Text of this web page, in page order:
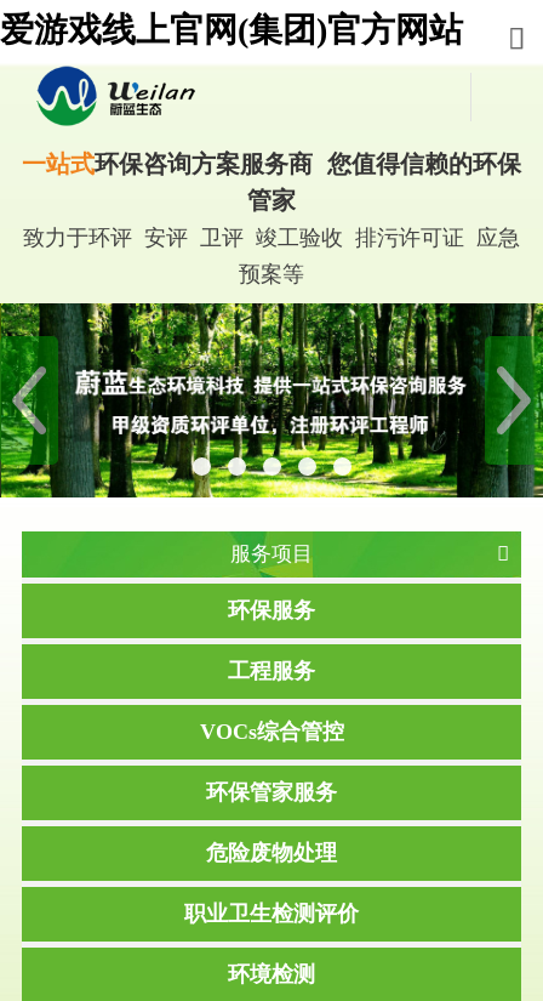
爱游戏线上官网(集团)官方网站
一站式环保咨询方案服务商 您值得信赖的环保
管家
致力于环评 安评 卫评 竣工验收 排污许可证 应急
预案等
服务项目
环保服务
工程服务
VOCs综合管控
环保管家服务
危险废物处理
职业卫生检测评价
环境检测